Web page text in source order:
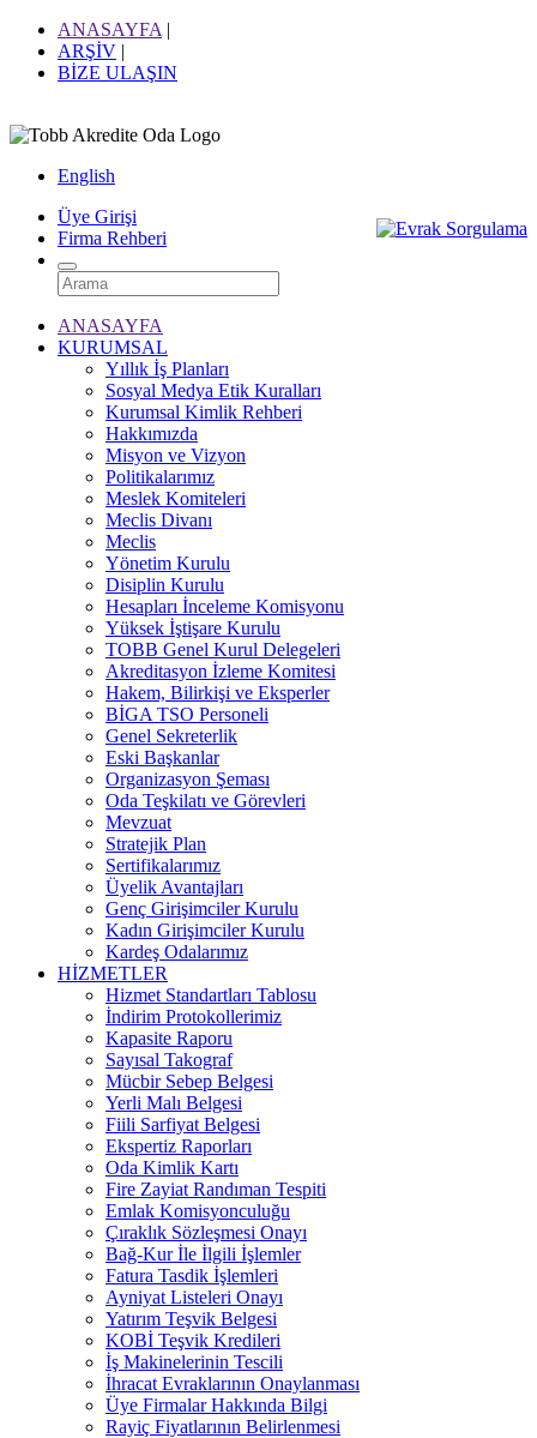
ANASAYFA |
ARŞİV |
BİZE ULAŞIN
English
Üye Girişi
Firma Rehberi
ANASAYFA
KURUMSAL
Yıllık İş Planları
Sosyal Medya Etik Kuralları
Kurumsal Kimlik Rehberi
Hakkımızda
Misyon ve Vizyon
Politikalarımız
Meslek Komiteleri
Meclis Divanı
Meclis
Yönetim Kurulu
Disiplin Kurulu
Hesapları İnceleme Komisyonu
Yüksek İştişare Kurulu
TOBB Genel Kurul Delegeleri
Akreditasyon İzleme Komitesi
Hakem, Bilirkişi ve Eksperler
BİGA TSO Personeli
Genel Sekreterlik
Eski Başkanlar
Organizasyon Şeması
Oda Teşkilatı ve Görevleri
Mevzuat
Stratejik Plan
Sertifikalarımız
Üyelik Avantajları
Genç Girişimciler Kurulu
Kadın Girişimciler Kurulu
Kardeş Odalarımız
HİZMETLER
Hizmet Standartları Tablosu
İndirim Protokollerimiz
Kapasite Raporu
Sayısal Takograf
Mücbir Sebep Belgesi
Yerli Malı Belgesi
Fiili Sarfiyat Belgesi
Ekspertiz Raporları
Oda Kimlik Kartı
Fire Zayiat Randıman Tespiti
Emlak Komisyonculuğu
Çıraklık Sözleşmesi Onayı
Bağ-Kur İle İlgili İşlemler
Fatura Tasdik İşlemleri
Ayniyat Listeleri Onayı
Yatırım Teşvik Belgesi
KOBİ Teşvik Kredileri
İş Makinelerinin Tescili
İhracat Evraklarının Onaylanması
Üye Firmalar Hakkında Bilgi
Rayiç Fiyatlarının Belirlenmesi